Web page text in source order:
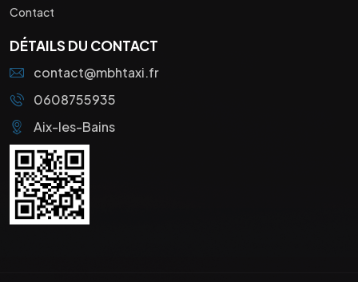
Contact
DÉTAILS DU CONTACT
contact@mbhtaxi.fr
0608755935
Aix-les-Bains